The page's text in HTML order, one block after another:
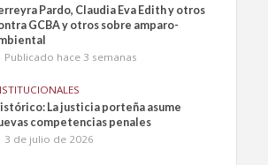
Pardo, Claudia Eva Edith y otros
GCBA y otros sobre amparo-
Publicado hace 3 semanas
La justicia porteña asume
competencias penales
3 de julio de 2026